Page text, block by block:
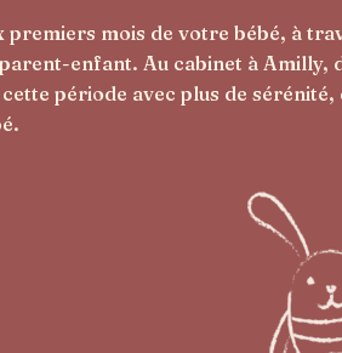
mois de votre bébé, à
enfant. Au cabinet à Amilly,
période avec plus de sérénité,